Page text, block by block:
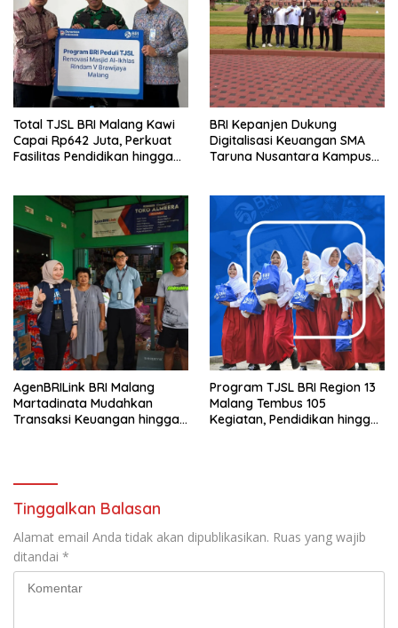
Total TJSL BRI Malang Kawi
Capai Rp642 Juta, Perkuat
Fasilitas Pendidikan hingga
BRI Kepanjen Dukung
Digitalisasi Keuangan SMA
Taruna Nusantara Kampus
AgenBRILink BRI Malang
Martadinata Mudahkan
Transaksi Keuangan hingga
Program TJSL BRI Region 13
Malang Tembus 105
Kegiatan, Pendidikan hingga
Tinggalkan Balasan
Alamat email Anda tidak akan dipublikasikan. Ruas yang wajib
ditandai *